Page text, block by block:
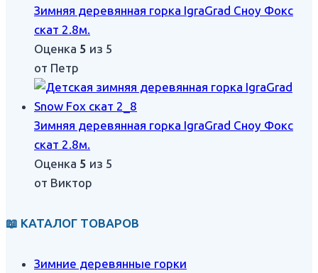
Зимняя деревянная горка IgraGrad Сноу Фокс
скат 2.8м.
Оценка 5 из 5
от Петр
Зимняя деревянная горка IgraGrad Сноу Фокс
скат 2.8м.
Оценка 5 из 5
от Виктор
📖 КАТАЛОГ ТОВАРОВ
Зимние деревянные горки